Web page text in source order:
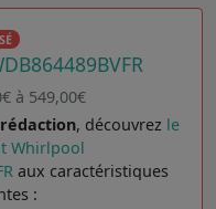
à 549,00€
, découvrez le
Whirlpool
aux caractéristiques
: